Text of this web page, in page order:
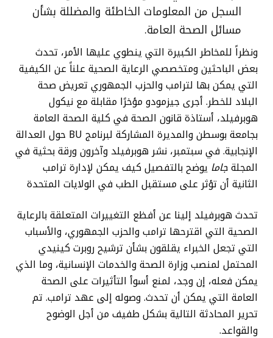
السجل من المعلومات الخاطئة والمضللة بشأن
مسائل الصحة العامة.
ونظراً للمخاطر الكبيرة التي ينطوي عليها الأمر، تحدث
بعض الباحثين ومتخصصي الرعاية الصحية علناً عن الكيفية
التي يمكن بها لترامب والحزب الجمهوري تعريض صحة
البلاد للخطر. أجرى جيزمودو مؤخرًا مقابلة مع نيكول
هوبرفيلد، أستاذة قانون الصحة في كلية الصحة العامة
بجامعة بوسطن والمديرة المشاركة لبرنامج BU حول العدالة
الإنجابية. في سبتمبر، نشر هوبرفيلد وآخرون ورقة بحثية في
المجلةجاما يوضح بالتفصيل كيف يمكن لإدارة ترامب
الثانية أن تؤثر على مستقبل الطب في الولايات المتحدة
تحدث هوبرفيلد إلينا عن أفظع التغييرات المتعلقة بالرعاية
الصحية التي اقترحها ترامب والحزب الجمهوري، والأسباب
التي تجعل الخبراء يقلقون بشأن ترشيح روبرت كينيدي
المحتمل لمنصب وزارة الصحة والخدمات الإنسانية، وما الذي
يمكن فعله، إن وجد، لمنع أسوأ التأثيرات على الصحة
العامة التي يمكن أن تحدث. وصوله إلى عهد ترامب. تم
تحرير المحادثة التالية بشكل طفيف من أجل الوضوح
والقواعد.